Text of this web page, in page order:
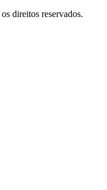
direitos reservados.